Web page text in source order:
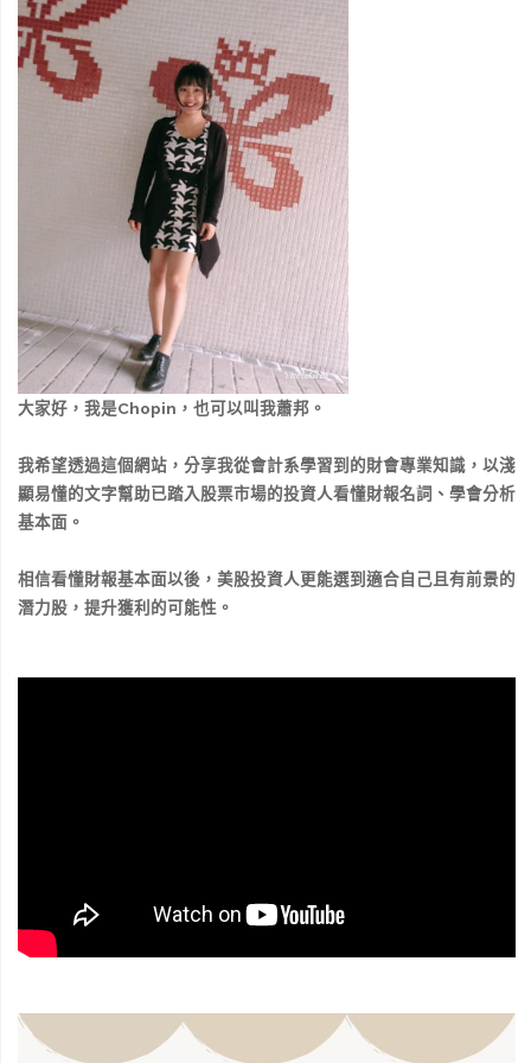
大家好，我是Chopin，也可以叫我蕭邦。
我希望透過這個網站，分享我從會計系學習到的財會專業知識，以淺
顯易懂的文字幫助已踏入股票市場的投資人看懂財報名詞、學會分析
基本面。
相信看懂財報基本面以後，美股投資人更能選到適合自己且有前景的
潛力股，提升獲利的可能性。